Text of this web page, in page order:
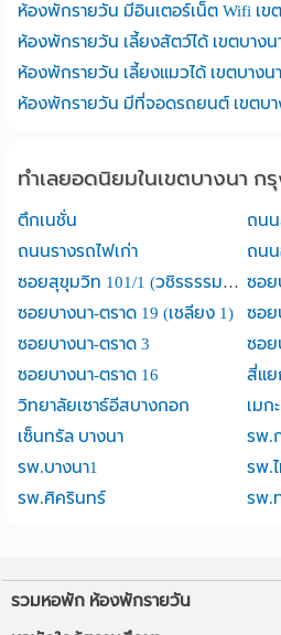
ห้องพักรายวัน มีอินเตอร์เน็ต Wifi เข
ห้องพักรายวัน เลี้ยงสัตว์ได้ เขตบางน
ห้องพักรายวัน เลี้ยงแมวได้ เขตบางนา
ห้องพักรายวัน มีที่จอดรถยนต์ เขตบา
ทำเลยอดนิยมในเขตบางนา ก
ตึกเนชั่น
ถนน
ถนนรางรถไฟเก่า
ถนน
ซอยสุขุมวิท 101/1 (วชิรธรรมสาธิต) ซอย
ซอยบางนา-ตราด 19 (เชลียง 1)
ซอย
ซอยบางนา-ตราด 3
ซอย
ซอยบางนา-ตราด 16
สี่แย
วิทยาลัยเซาธ์อีสบางกอก
เมก
เซ็นทรัล บางนา
รพ.
รพ.บางนา1
รพ.
รพ.ศิครินทร์
รพ.
รวมหอพัก ห้องพักรายวัน